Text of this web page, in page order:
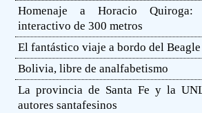
Homenaje a Horacio Quiroga:
interactivo de 300 metros
El fantástico viaje a bordo del Beagle
Bolivia, libre de analfabetismo
La provincia de Santa Fe y la
autores santafesinos